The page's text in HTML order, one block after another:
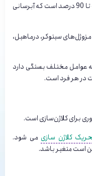
تفاوت این دو در وجود هیالورونیک اسید 48 تا 90 درصد است که آبرسانی
سیتوکر، درماهیل،
عوامل مختلف بستگی دارد
در هر فرد است.
برای کلاژن‌سازی است.
کلاژن سازی می شود.